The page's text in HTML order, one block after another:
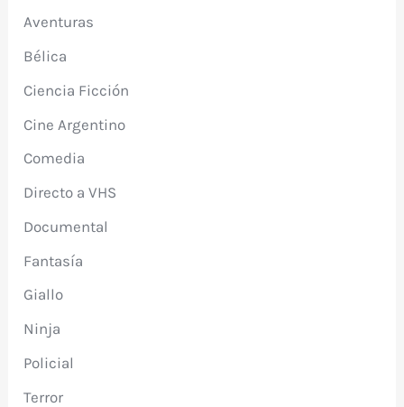
Aventuras
Bélica
Ciencia Ficción
Cine Argentino
Comedia
Directo a VHS
Documental
Fantasía
Giallo
Ninja
Policial
Terror